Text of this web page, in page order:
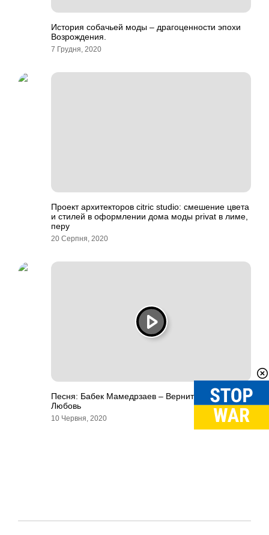
История собачьей моды – драгоценности эпохи
Возрождения.
7 Грудня, 2020
Проект архитекторов citric studio: смешение цвета
и стилей в оформлении дома моды privat в лиме,
перу
20 Серпня, 2020
Песня: Бабек Мамедрзаев – Верните В Моду
Любовь
10 Червня, 2020